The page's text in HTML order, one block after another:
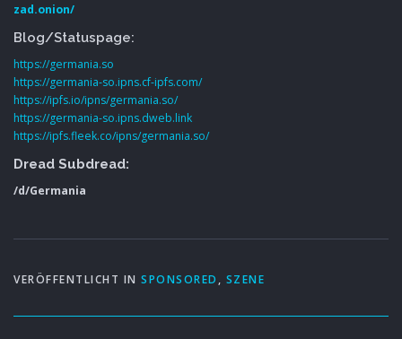
zad.onion/
Blog/Statuspage:
https://germania.so
https://germania-so.ipns.cf-ipfs.com/
https://ipfs.io/ipns/germania.so/
https://germania-so.ipns.dweb.link
https://ipfs.fleek.co/ipns/germania.so/
Dread Subdread:
/d/Germania
VERÖFFENTLICHT IN SPONSORED , SZENE